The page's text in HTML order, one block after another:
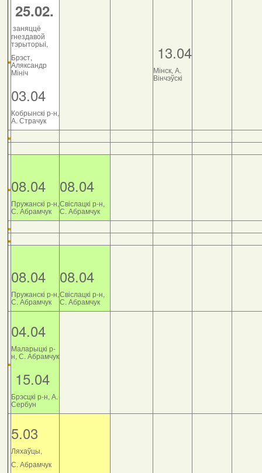
25.02.
заняццё
гнездавой
тэрыторыі,
Брэст,
Аляксандр
Мініч
03.04
Кобрынскі р-н,
А. Страчук
13.04
Мінск, А.
Вінчэўскі
08.04
Пружанскі р-н,
С. Абрамчук
08.04
Свіслацкі р-н,
С. Абрамчук
08.04
Пружанскі р-н,
С. Абрамчук
08.04
Свіслацкі р-н,
С. Абрамчук
04.04
Маларыцкі р-
н, С. Абрамчук
15.04
Брэсцкі р-н, А.
Сербун
5.03
Ляхаўцы,
С. Абрамчук